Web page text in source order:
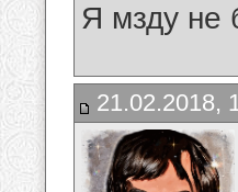
Я мзду не
21.02.2018,